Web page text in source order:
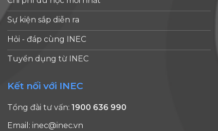
Sự kiện sắp diễn ra
Hỏi - đáp cùng INEC
Tuyển dụng từ INEC
Kết nối với INEC
Tổng đài tư vấn: 1900 636 990
Email: inec@inec.vn